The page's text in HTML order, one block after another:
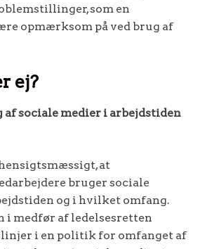
som en
opmærksom på ved brug af
ej?
af sociale medier i arbejdstiden
at
bruger sociale
og i hvilket omfang.
i medfør af ledelsesretten
i en politik for omfanget af